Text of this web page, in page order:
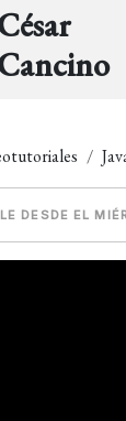
DESDE EL